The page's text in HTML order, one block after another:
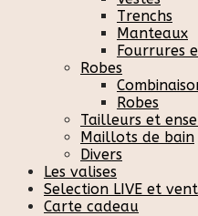
Trenchs
Manteaux
Fourrures
Robes
Robes
Tailleurs et
Maillots de bain
Divers
Les valises
Selection LIVE et
Carte cadeau